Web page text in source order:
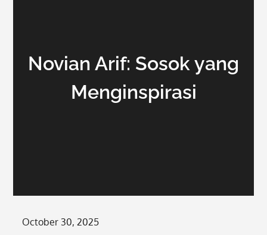
Novian Arif: Sosok yang
Menginspirasi
Posted
October 30, 2025